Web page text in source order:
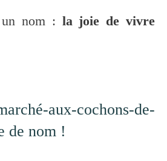
nom : la joie de vivre
aux-cochons-de-
de nom !